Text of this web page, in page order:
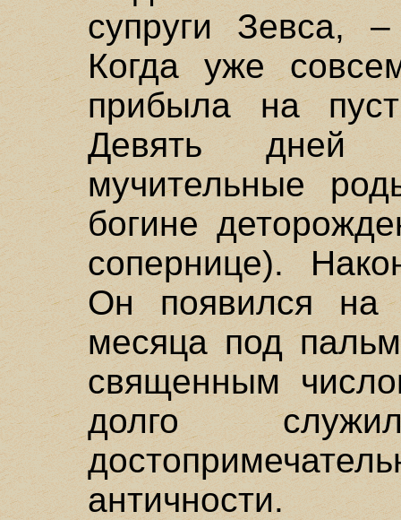
супруги Зевса,
Когда уже
прибыла на
Девять дней
мучительные
богине
сопернице).
Он появился на
месяца под
священным
долго
античности.